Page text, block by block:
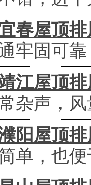
春屋顶
牢固可
江屋顶
杂声，风
阳屋顶
单，也